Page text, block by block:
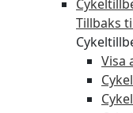
Tillbaks
Visa